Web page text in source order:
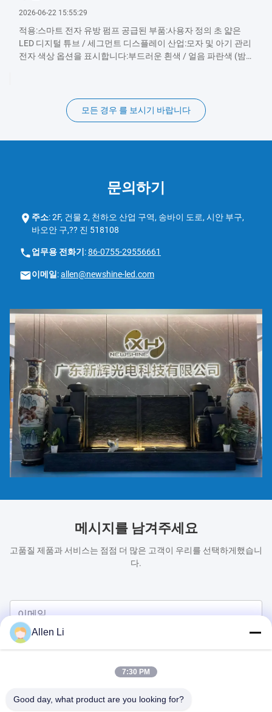
2026-06-22 15:55:29
적용:스마트 전자 유방 펌프 공급된 부품:사용자 정의 초 얇은
LED 디지털 튜브 / 세그먼트 디스플레이 산업:모자 및 아기 관리
전자 색상 옵션을 표시합니다:부드러운 흰색 / 얼음 파란색 (밤
여러 가지 과제와 직면: 야간 가독성:어머니 들 은 종종 저조 한
빛 이나 어두운 방 에서 펌프 를 펌프 합니다. 그 펌프 는 가혹 하
모든 경우 를 보시기 바랍니다
문의하기
주소:2F, 건물 2, 천하오 산업 구역, 송바이 도로, 시안 부구,
바오안 구,?? 진 518108
업무용 전화기:86-0755-29556661
이메일:allen@newshine-led.com
메시지를 남겨주세요
고품질 제품과 서비스는 점점 더 많은 고객이 우리를 선택하게했습니
다.
Allen Li
7:30 PM
Good day, what product are you looking for?